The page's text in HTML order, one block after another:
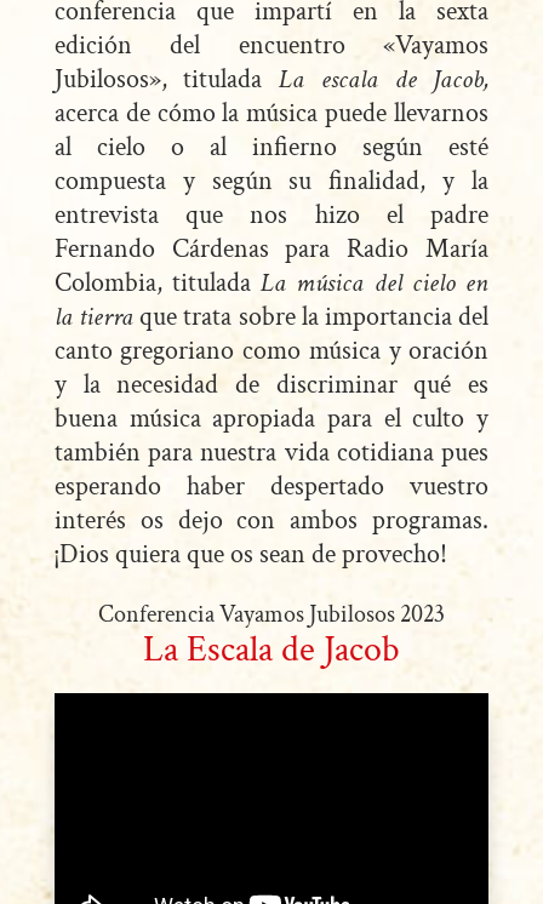
conferencia que impartí en la sexta
edición del encuentro «Vayamos
Jubilosos», tituladaLa escala de Jacob,
acerca de cómo la música puede llevarnos
al cielo o al infierno según esté
compuesta y según su finalidad, y la
entrevista que nos hizo el padre
Fernando Cárdenas para Radio María
Colombia, tituladaLa música del cielo en
la tierraque trata sobre la importancia del
canto gregoriano como música y oración
y la necesidad de discriminar qué es
buena música apropiada para el culto y
también para nuestra vida cotidiana pues
esperando haber despertado vuestro
interés os dejo con ambos programas.
¡Dios quiera que os sean de provecho!
Conferencia Vayamos Jubilosos 2023
La Escala de Jacob